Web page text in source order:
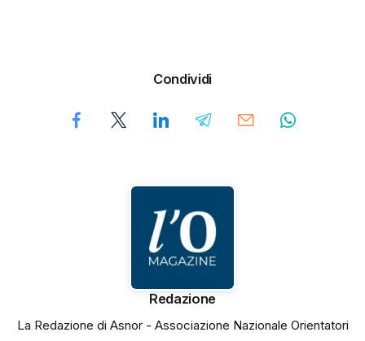
Condividi
Redazione
La Redazione di Asnor - Associazione Nazionale Orientatori